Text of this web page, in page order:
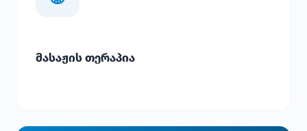
მასაჟის თერაპია